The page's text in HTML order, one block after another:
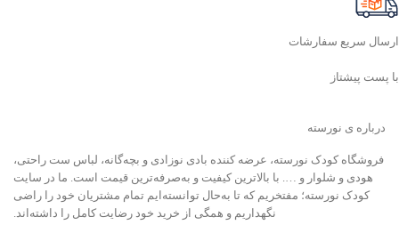
ارسال سریع سفارشات
با پست پیشتاز
درباره ی نورسته
فروشگاه کودک نورسته، عرضه کننده بادی نوزادی و بچه‌گانه، لباس ست راحتی،
هودی و شلوار و …. با بالاترین کیفیت و به‌صرفه‌ترین قیمت است. ما در سایت
کودک نورسته؛ مفتخریم که تا به‌حال توانسته‌ایم تمام مشتریان خود را راضی
نگهداریم و همگی از خرید خود رضایت کامل را داشته‌اند.